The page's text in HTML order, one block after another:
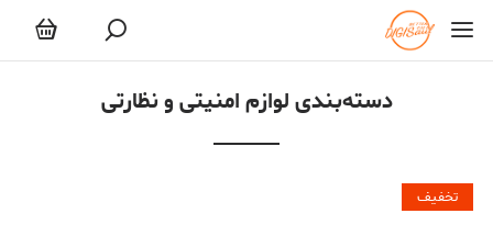
دسته‌بندی لوازم امنیتی و نظارتی
تخفیف